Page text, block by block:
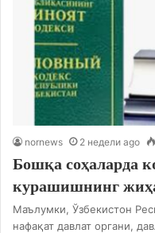
nornews 2 недели ago
Бошқа соҳаларда
курашишнинг
Маълумки, Ўзбекистон
нафақат давлат органи,